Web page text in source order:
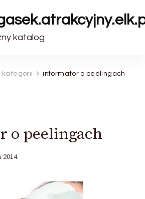
katalog
kategorii informator o peelingach
o peelingach